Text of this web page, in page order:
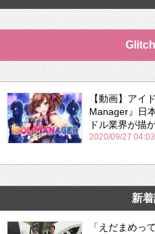
【動画】アイ
Manager』日
ドル業界が描
2020/09/27 04:03
新
「えだまめっ